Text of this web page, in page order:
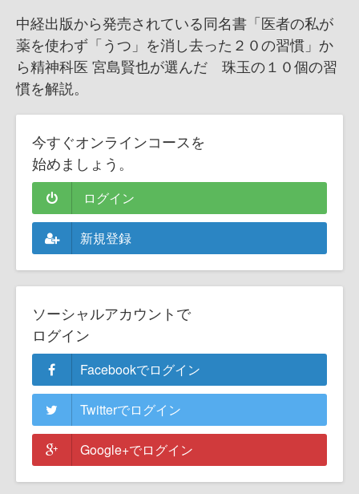
中経出版から発売されている同名書「医者の私が
薬を使わず「うつ」を消し去った２０の習慣」か
ら精神科医 宮島賢也が選んだ 珠玉の１０個の習
慣を解説。
今すぐオンラインコースを
始めましょう。
ログイン
新規登録
ソーシャルアカウントで
ログイン
Facebookでログイン
Twitterでログイン
Google+でログイン